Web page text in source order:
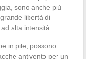
sono anche più
libertà di
alta intensità.
in pile, possono
antivento per un